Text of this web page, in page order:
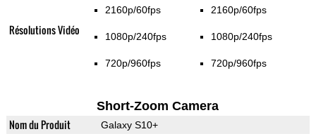
Résolutions Vidéo
2160p/60fps
1080p/240fps
720p/960fps
2160p/60fps
1080p/240fps
720p/960fps
Short-Zoom Camera
Nom du Produit Galaxy S10+